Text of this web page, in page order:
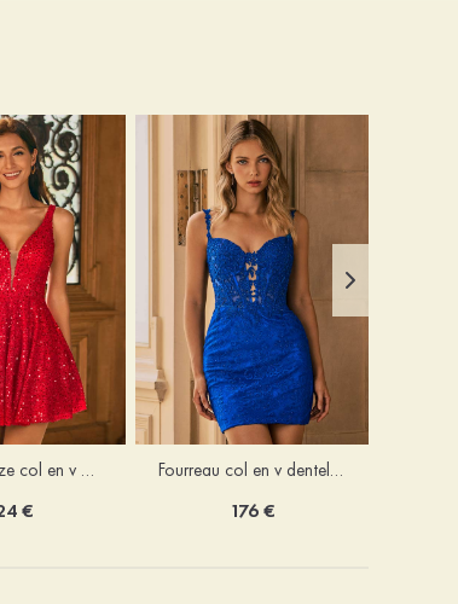
Robe trapèze col en v paillettes courte/mini robe de fête de la rentré
€
Fourreau col en v dentelle courte/mini robe de fête de la rentré avec perles
176 €